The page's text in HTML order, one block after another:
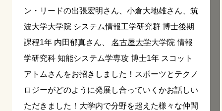
ン・リードの出張宏明さん、小倉大地雄さん、筑
波大学大学院 システム情報工学研究群 博士後期
課程1年 内田郁真さん、 名古屋大学大学院 情報
学研究科 知能システム学専攻 博士1年 スコット
アトムさんをお招きしました！スポーツとテクノ
ロジーがどのように発展し合っていくかお話しい
ただきました！大学内で分野を超えた様々な仲間